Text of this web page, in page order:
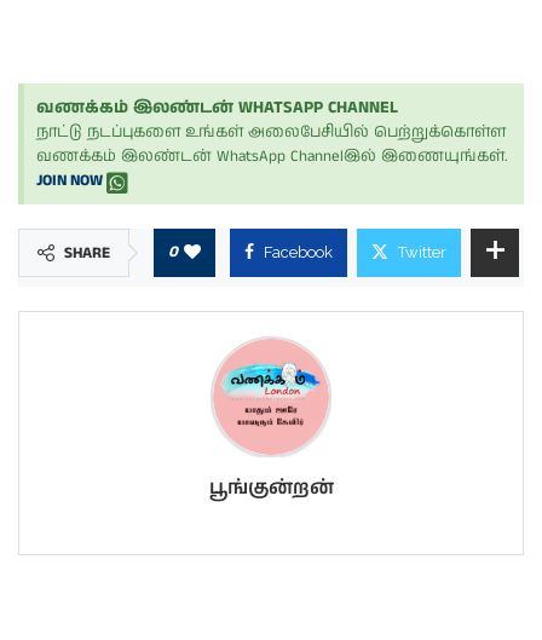
வணக்கம் இலண்டன் WHATSAPP CHANNEL
நாட்டு நடப்புகளை உங்கள் அலைபேசியில் பெற்றுக்கொள்ள
வணக்கம் இலண்டன் WhatsApp Channelஇல் இணையுங்கள்.
JOIN NOW
SHARE 0 Facebook Twitter
பூங்குன்றன்